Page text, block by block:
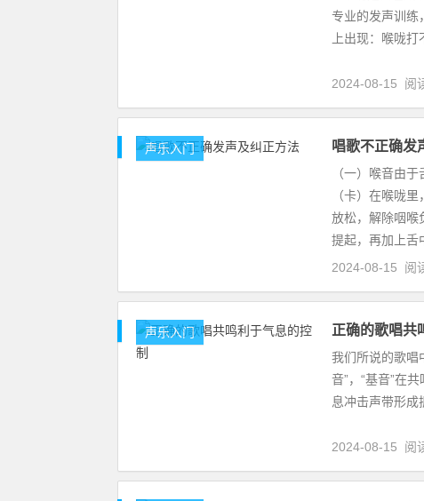
专业的发声训练
上出现：喉咙
2024-08-15 阅
声乐入门 唱歌不正确发
（一）喉音由
（卡）在喉咙
放松，解除咽喉
提起，再加上舌
2024-08-15
阅
声乐入门 正确的歌唱共
我们所说的歌唱
音”，“基音”在
息冲击声带形成
2024-08-15 阅